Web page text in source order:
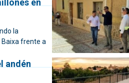
la
Baixa frente a
andén